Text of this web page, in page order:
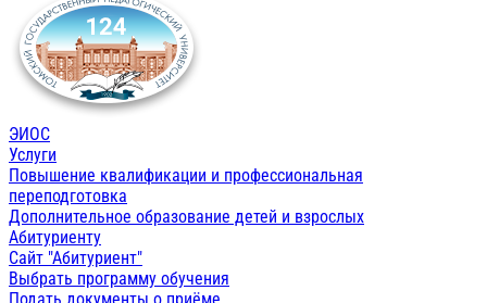
ЭИОС
Услуги
Повышение квалификации и профессиональная
переподготовка
Дополнительное образование детей и взрослых
Абитуриенту
Сайт "Абитуриент"
Выбрать программу обучения